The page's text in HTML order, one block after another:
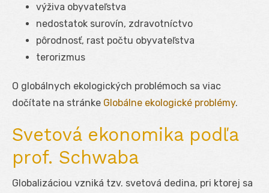
výživa obyvateľstva
nedostatok surovín, zdravotníctvo
pôrodnosť, rast počtu obyvateľstva
terorizmus
O globálnych ekologických problémoch sa viac
dočítate na stránke Globálne ekologické problémy.
Svetová ekonomika podľa
prof. Schwaba
Globalizáciou vzniká tzv. svetová dedina, pri ktorej sa